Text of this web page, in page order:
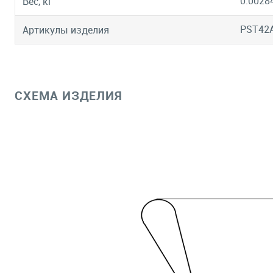
Артикулы изделия
СХЕМА ИЗДЕЛИЯ